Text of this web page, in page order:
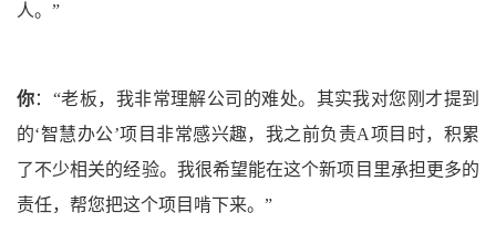
人。”
你： “老板，我非常理解公司的难处。其实我对您刚才提到
的‘智慧办公’项目非常感兴趣，我之前负责A项目时，积累
了不少相关的经验。我很希望能在这个新项目里承担更多的
责任，帮您把这个项目啃下来。”